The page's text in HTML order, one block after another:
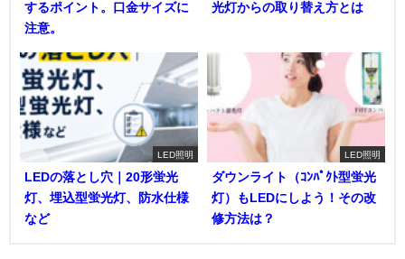
するポイント。口金サイズに
注意。
光灯からの取り替え方とは
LED照明
LEDの落とし穴｜20形蛍光
灯、埋込型蛍光灯、防水仕様
など
LED照明
ダウンライト（ｺﾝﾊﾟｸﾄ型蛍光
灯）もLEDにしよう！その改
修方法は？